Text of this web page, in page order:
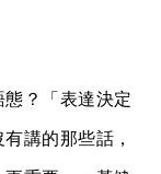
？「表達決定
講的那些話，